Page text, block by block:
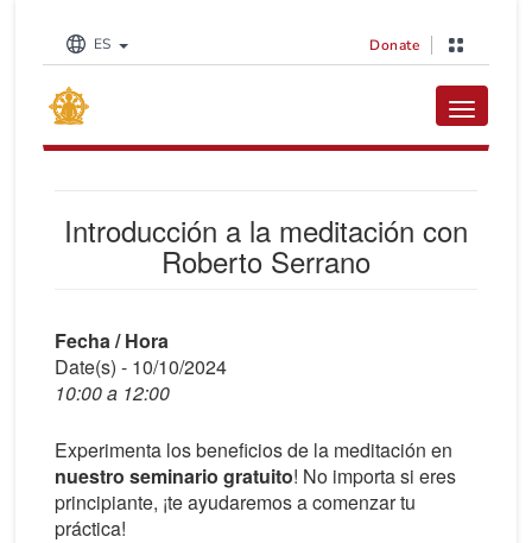
ES Donate
Toggle
Introducción a la meditación con
Roberto Serrano
Fecha / Hora
Date(s) - 10/10/2024
10:00 a 12:00
Experimenta los beneficios de la meditación en
nuestro seminario gratuito! No importa si eres
principiante, ¡te ayudaremos a comenzar tu
práctica!